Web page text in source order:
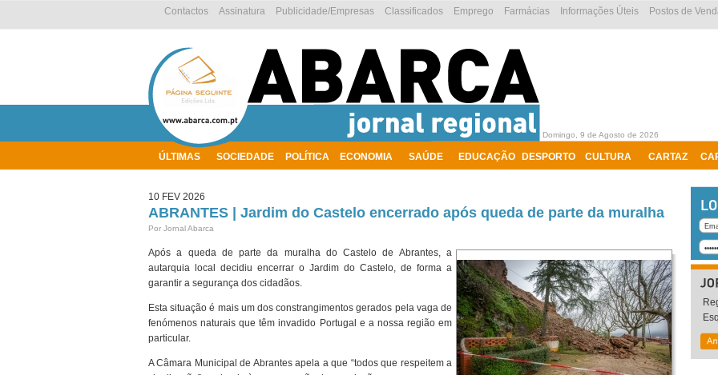
ÚLTIMAS SOCIEDADE POLÍTICA ECONOMIA SAÚDE EDUCAÇÃO DESPORTO CULTURA CARTAZ
Postos de
Informações Úteis
Farmácias
Emprego
Classificados
Publicidade/Empresas
Assinatura
Contactos
Domingo, 9 de Agosto de 2026
10 FEV 2026
ABRANTES | Jardim do Castelo encerrado após queda de parte da muralha
Por Jornal Abarca
Após a queda de parte da muralha do Castelo de Abrantes, a
autarquia local decidiu encerrar o Jardim do Castelo, de forma a
garantir a segurança dos cidadãos.
Esta situação é mais um dos constrangimentos gerados pela vaga de
fenómenos naturais que têm invadido Portugal e a nossa região em
particular.
A Câmara Municipal de Abrantes apela a que “todos que respeitem a